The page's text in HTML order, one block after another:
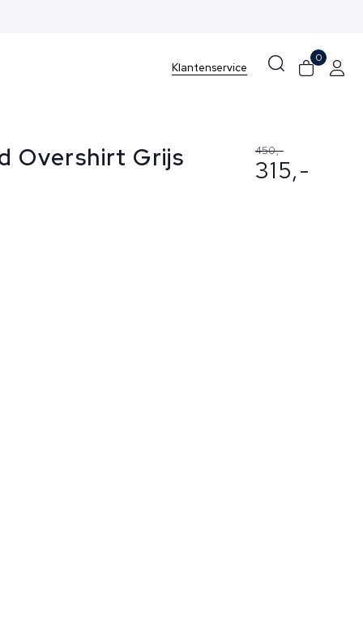
Klantenservice
0
Overshirt Grijs 450,-
315,-